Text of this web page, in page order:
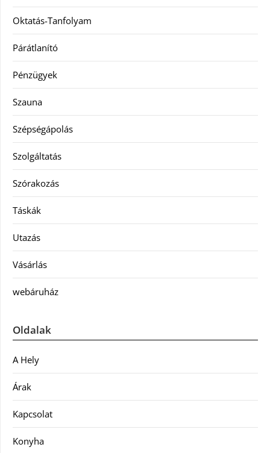
Oktatás-Tanfolyam
Párátlanító
Pénzügyek
Szauna
Szépségápolás
Szolgáltatás
Szórakozás
Táskák
Utazás
Vásárlás
webáruház
Oldalak
A Hely
Árak
Kapcsolat
Konyha